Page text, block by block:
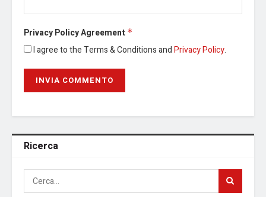
Privacy Policy Agreement *
I agree to the Terms & Conditions andPrivacy Policy.
Ricerca